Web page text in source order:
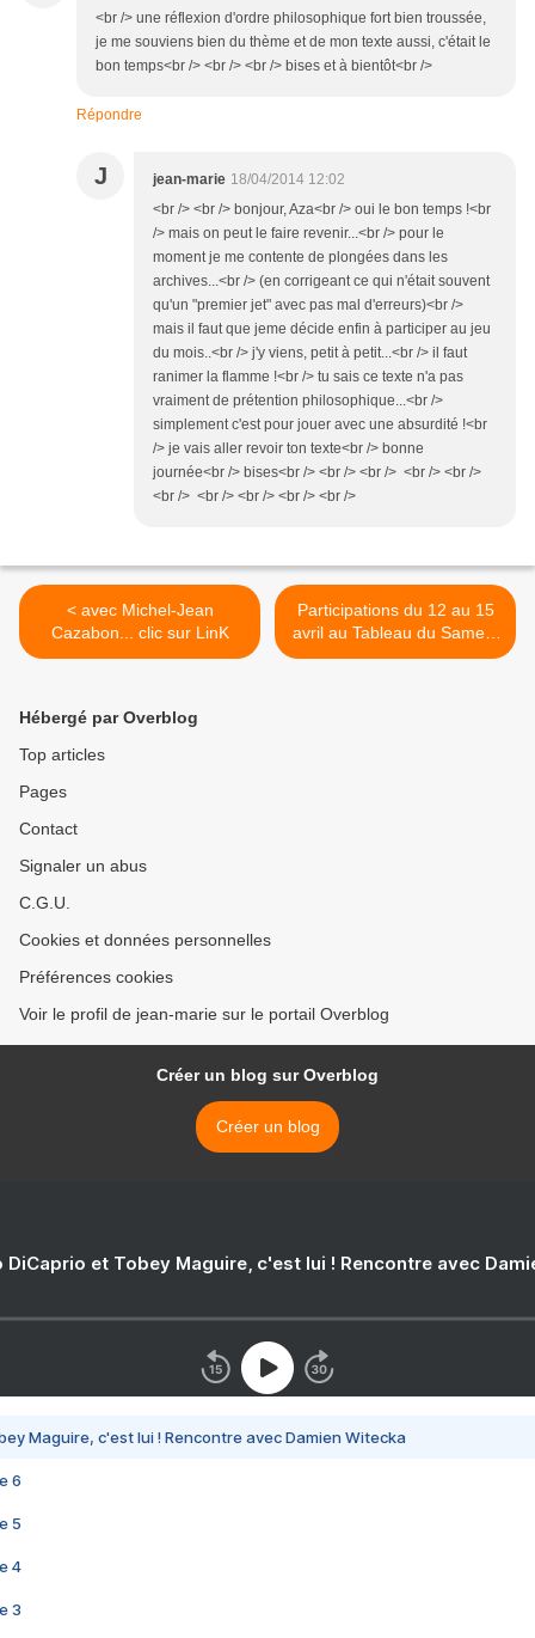
<br /> une réflexion d'ordre philosophique fort bien troussée,
je me souviens bien du thème et de mon texte aussi, c'était le
bon temps<br /> <br /> <br /> bises et à bientôt<br />
Répondre
J jean-marie 18/04/2014 12:02
<br /> <br /> bonjour, Aza<br /> oui le bon temps !<br
/> mais on peut le faire revenir...<br /> pour le
moment je me contente de plongées dans les
archives...<br /> (en corrigeant ce qui n'était souvent
qu'un "premier jet" avec pas mal d'erreurs)<br />
mais il faut que jeme décide enfin à participer au jeu
du mois..<br /> j'y viens, petit à petit...<br /> il faut
ranimer la flamme !<br /> tu sais ce texte n'a pas
vraiment de prétention philosophique...<br />
simplement c'est pour jouer avec une absurdité !<br
/> je vais aller revoir ton texte<br /> bonne
journée<br /> bises<br /> <br /> <br /> <br /> <br />
<br /> <br /> <br /> <br /> <br />
< avec Michel-Jean
Cazabon... clic sur LinK
Participations du 12 au 15
avril au Tableau du Samedi
>
Hébergé par Overblog
Top articles
Pages
Contact
Signaler un abus
C.G.U.
Cookies et données personnelles
Préférences cookies
Voir le profil de jean-marie sur le portail Overblog
Créer un blog sur Overblog
Créer un blog
DiCaprio et Tobey Maguire, c'est lui ! Rencontre avec
Maguire, c'est lui ! Rencontre avec Damien Witecka
6
5
4
3